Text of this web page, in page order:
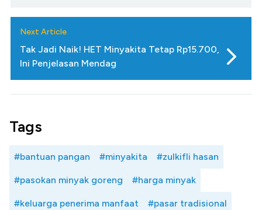
Next Article
Tak Jadi Naik! HET Minyakita Tetap Rp15.700,
Ini Penjelasan Mendag
Tags
#bantuan pangan #minyakita #zulkifli hasan
#pasokan minyak goreng #harga minyak
#keluarga penerima manfaat #pasar tradisional